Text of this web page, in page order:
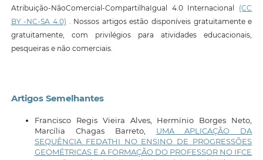
Atribuição-NãoComercial-CompartilhaIgual 4.0 Internacional (CC
BY -NC-SA 4.0) . Nossos artigos estão disponíveis gratuitamente e
gratuitamente, com privilégios para atividades educacionais,
pesqueiras e não comerciais.
Artigos Semelhantes
Francisco Regis Vieira Alves, Hermínio Borges Neto,
Marcília Chagas Barreto, UMA APLICAÇÃO DA
SEQUÊNCIA FEDATHI NO ENSINO DE PROGRESSÕES
GEOMÉTRICAS E A FORMAÇÃO DO PROFESSOR NO IFCE